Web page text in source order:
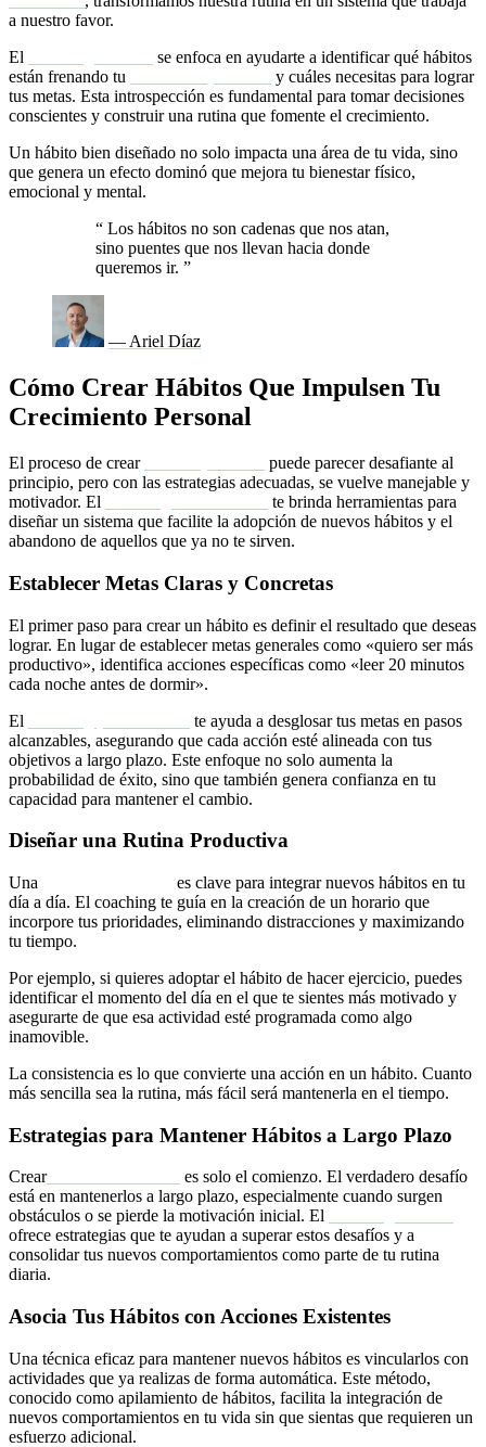
a nuestro favor.
El
se enfoca en ayudarte a identificar qué hábitos
están frenando tu
y cuáles necesitas para lograr
tus metas. Esta introspección es fundamental para tomar decisiones
conscientes y construir una rutina que fomente el crecimiento.
Un hábito bien diseñado no solo impacta una área de tu vida, sino
que genera un efecto dominó que mejora tu bienestar físico,
emocional y mental.
“ Los hábitos no son cadenas que nos atan,
sino puentes que nos llevan hacia donde
queremos ir. ”
— Ariel Díaz
Cómo Crear Hábitos Que Impulsen Tu
Crecimiento Personal
El proceso de crear
puede parecer desafiante al
principio, pero con las estrategias adecuadas, se vuelve manejable y
motivador. El
te brinda herramientas para
diseñar un sistema que facilite la adopción de nuevos hábitos y el
abandono de aquellos que ya no te sirven.
Establecer Metas Claras y Concretas
El primer paso para crear un hábito es definir el resultado que deseas
lograr. En lugar de establecer metas generales como «quiero ser más
productivo», identifica acciones específicas como «leer 20 minutos
cada noche antes de dormir».
El
te ayuda a desglosar tus metas en pasos
alcanzables, asegurando que cada acción esté alineada con tus
objetivos a largo plazo. Este enfoque no solo aumenta la
probabilidad de éxito, sino que también genera confianza en tu
capacidad para mantener el cambio.
Diseñar una Rutina Productiva
Una
es clave para integrar nuevos hábitos en tu
día a día. El coaching te guía en la creación de un horario que
incorpore tus prioridades, eliminando distracciones y maximizando
tu tiempo.
Por ejemplo, si quieres adoptar el hábito de hacer ejercicio, puedes
identificar el momento del día en el que te sientes más motivado y
asegurarte de que esa actividad esté programada como algo
inamovible.
La consistencia es lo que convierte una acción en un hábito. Cuanto
más sencilla sea la rutina, más fácil será mantenerla en el tiempo.
Estrategias para Mantener Hábitos a Largo Plazo
Crearhábitos saludables
es solo el comienzo. El verdadero desafío
está en mantenerlos a largo plazo, especialmente cuando surgen
obstáculos o se pierde la motivación inicial. El
ofrece estrategias que te ayudan a superar estos desafíos y a
consolidar tus nuevos comportamientos como parte de tu rutina
diaria.
Asocia Tus Hábitos con Acciones Existentes
Una técnica eficaz para mantener nuevos hábitos es vincularlos con
actividades que ya realizas de forma automática. Este método,
conocido como apilamiento de hábitos, facilita la integración de
nuevos comportamientos en tu vida sin que sientas que requieren un
esfuerzo adicional.